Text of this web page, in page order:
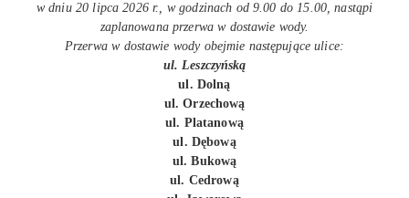
w dniu 20 lipca 2026 r., w godzinach od 9.00 do 15.00, nastąpi
zaplanowana przerwa w dostawie wody.
Przerwa w dostawie wody obejmie następujące ulice:
ul. Leszczyńską
ul. Dolną
ul. Orzechową
ul. Platanową
ul. Dębową
ul. Bukową
ul. Cedrową